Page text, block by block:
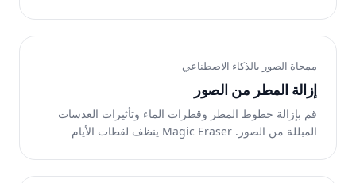
ممحاة الصور بالذكاء الاصطناعي
إزالة المطر من الصور
قم بإزالة خطوط المطر وقطرات الماء وتأثيرات العدسات
المبللة من الصور. Magic Eraser ينظف لقطات الأيام